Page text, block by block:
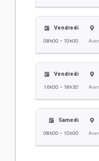
Vendredi
08h00 – 10h00
Vendredi
16h00 – 18h30
Samedi
08h00 – 10h00